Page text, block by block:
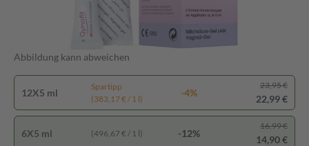
Abbildung kann abweichen
12X5 ml
Spartipp
(383,17 € / 1 l)
-4%
23,95 €
22,99 €
6X5 ml (496,67 € / 1 l) -12%
16,99 €
14,90 €